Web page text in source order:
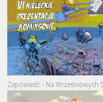
Zapowiedź – Na Wrześniowych